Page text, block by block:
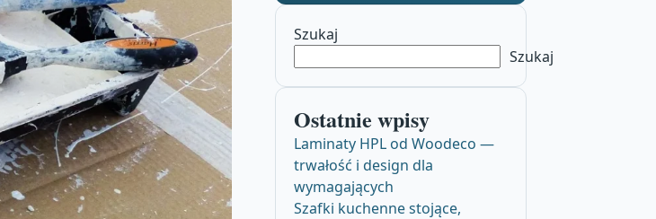
Szukaj
Szukaj
Ostatnie wpisy
Laminaty HPL od Woodeco —
trwałość i design dla
wymagających
Szafki kuchenne stojące,